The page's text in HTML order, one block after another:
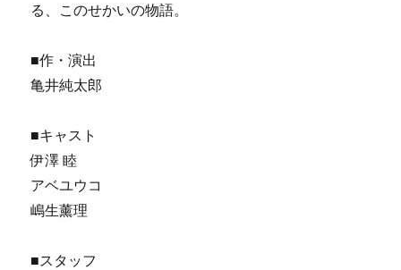
る、このせかいの物語。
■作・演出
亀井純太郎
■キャスト
伊澤 睦
アベユウコ
嶋生薰理
■スタッフ